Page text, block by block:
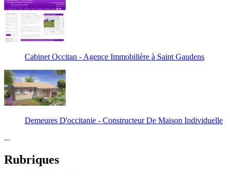
Cabinet Occitan - Agence Immobilière à Saint Gaudens
Demeures D'occitanie - Constructeur De Maison Individuelle
...
Rubriques